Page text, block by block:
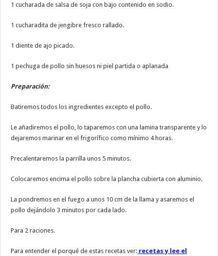
1 cucharada de salsa de soja con bajo contenido en sodio.
1 cucharadita de jengibre fresco rallado.
1 diente de ajo picado.
1 pechuga de pollo sin huesos ni piel partida o aplanada
Preparación:
Batiremos todos los ingredientes excepto el pollo.
Le añadiremos el pollo, lo taparemos con una lamina transparente y lo
dejaremos marinar en el frigorífico como mínimo 4 horas.
Precalentaremos la parrilla unos 5 minutos.
Colocaremos encima el pollo sobre la plancha cubierta con aluminio.
La pondremos en el fuego a unos 10 cm de la llama y asaremos el
pollo dejándolo 3 minutos por cada lado.
Para 2 raciones.
Para entender el porqué de estas recetas ver: recetas y lee el